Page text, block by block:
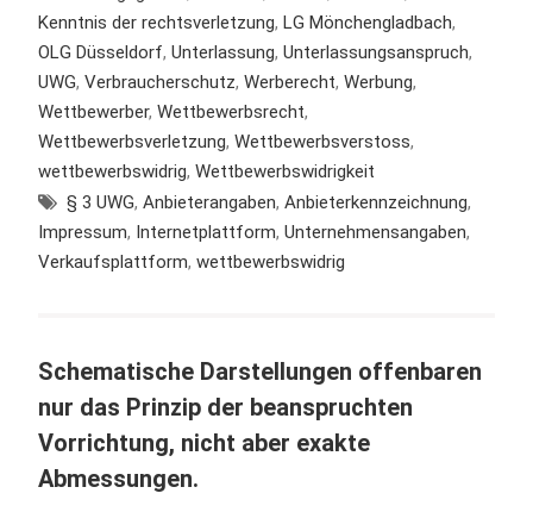
Kenntnis der rechtsverletzung, LG Mönchengladbach,
OLG Düsseldorf, Unterlassung, Unterlassungsanspruch,
UWG, Verbraucherschutz, Werberecht, Werbung,
Wettbewerber, Wettbewerbsrecht,
Wettbewerbsverletzung, Wettbewerbsverstoss,
wettbewerbswidrig, Wettbewerbswidrigkeit
§ 3 UWG, Anbieterangaben, Anbieterkennzeichnung,
Impressum, Internetplattform, Unternehmensangaben,
Verkaufsplattform, wettbewerbswidrig
Schematische Darstellungen offenbaren
nur das Prinzip der beanspruchten
Vorrichtung, nicht aber exakte
Abmessungen.